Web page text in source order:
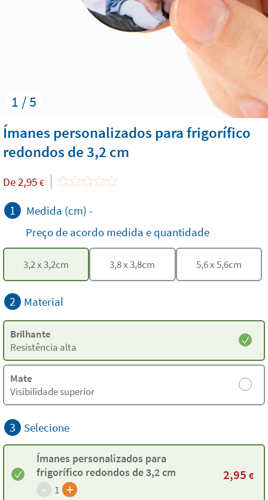
1 / 5
Ímanes personalizados para frigorífico
redondos de 3,2 cm
De2,95 €
1 Medida (cm) -
Preço de acordo medida e quantidade
3,2x3,2cm 3,8x3,8cm 5,6x5,6cm
2 Material
Brilhante
Resistência alta
Mate
Visibilidade superior
3 Selecione
Ímanes personalizados para
frigorífico redondos de 3,2 cm
- 1 +
2,95 €